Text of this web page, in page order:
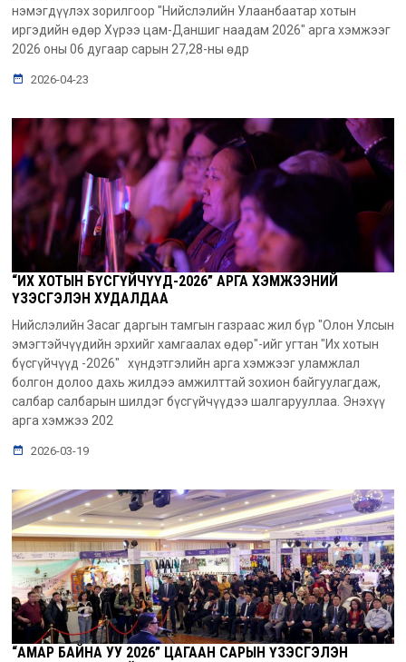
нэмэгдүүлэх зорилгоор "Нийслэлийн Улаанбаатар хотын
иргэдийн өдөр Хүрээ цам-Даншиг наадам 2026" арга хэмжээг
2026 оны 06 дугаар сарын 27,28-ны өдр
2026-04-23
“ИХ ХОТЫН БҮСГҮЙЧҮҮД-2026” АРГА ХЭМЖЭЭНИЙ
ҮЗЭСГЭЛЭН ХУДАЛДАА
Нийслэлийн Засаг даргын тамгын газраас жил бүр "Олон Улсын
эмэгтэйчүүдийн эрхийг хамгаалах өдөр"-ийг угтан "Их хотын
бүсгүйчүүд -2026" хүндэтгэлийн арга хэмжээг уламжлал
болгон долоо дахь жилдээ амжилттай зохион байгуулагдаж,
салбар салбарын шилдэг бүсгүйчүүдээ шалгарууллаа. Энэхүү
арга хэмжээ 202
2026-03-19
“АМАР БАЙНА УУ 2026” ЦАГААН САРЫН ҮЗЭСГЭЛЭН